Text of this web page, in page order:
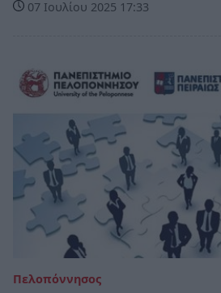
07 Ιουλίου 2025 17:33
Πελοπόννησος